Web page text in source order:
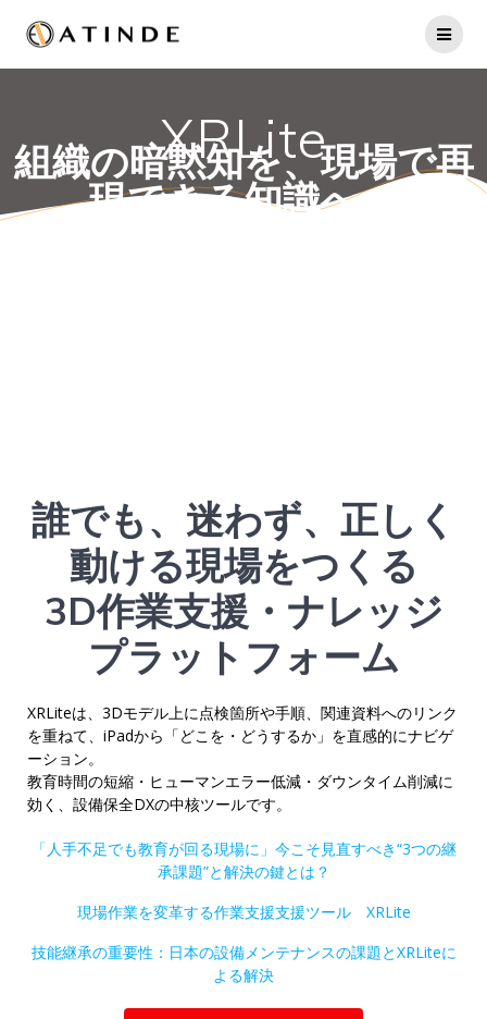
XRLite
組織の暗黙知を、現場で再
現できる知識へ。
誰でも、迷わず、正しく
動ける現場をつくる
3D作業支援・ナレッジ
プラットフォーム
XRLiteは、3Dモデル上に点検箇所や手順、関連資料へのリンク
を重ねて、iPadから「どこを・どうするか」を直感的にナビゲ
ーション。
教育時間の短縮・ヒューマンエラー低減・ダウンタイム削減に
効く、設備保全DXの中核ツールです。
「人手不足でも教育が回る現場に」今こそ見直すべき“3つの継
承課題”と解決の鍵とは？
現場作業を変革する作業支援支援ツール XRLite
技能継承の重要性：日本の設備メンテナンスの課題とXRLiteに
よる解決